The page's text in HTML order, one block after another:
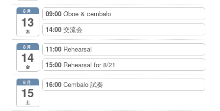
8月
13
木
09:00 Oboe & cembalo
14:00 交流会
8月
14
金
11:00 Rehearsal
15:00 Rehearsal for 8/21
8月
15
土
16:00 Cembalo 試奏